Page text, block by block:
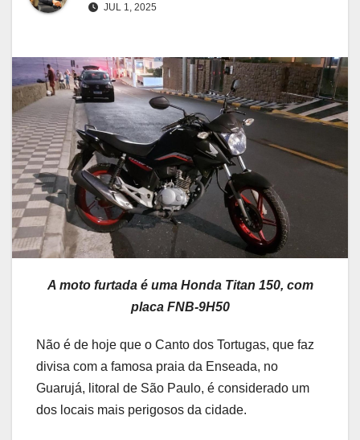
JUL 1, 2025
A moto furtada é uma Honda Titan 150, com
placa FNB-9H50
Não é de hoje que o Canto dos Tortugas, que faz
divisa com a famosa praia da Enseada, no
Guarujá, litoral de São Paulo, é considerado um
dos locais mais perigosos da cidade.